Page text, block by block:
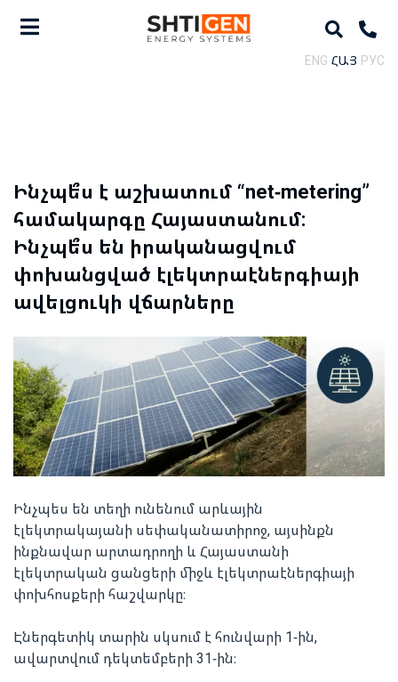
ENG ՀԱՅ РУС
Ինչպե՞ս է աշխատում “net-metering”
համակարգը Հայաստանում:
Ինչպե՞ս են իրականացվում
փոխանցված էլեկտրաէներգիայի
ավելցուկի վճարները
Ինչպես են տեղի ունենում արևային
էլեկտրակայանի սեփականատիրոջ, այսինքն
ինքնավար արտադրողի և Հայաստանի
էլեկտրական ցանցերի միջև էլեկտրաէներգիայի
փոխհոսքերի հաշվարկը։
Էներգետիկ տարին սկսում է հունվարի 1-ին,
ավարտվում դեկտեմբերի 31-ին։